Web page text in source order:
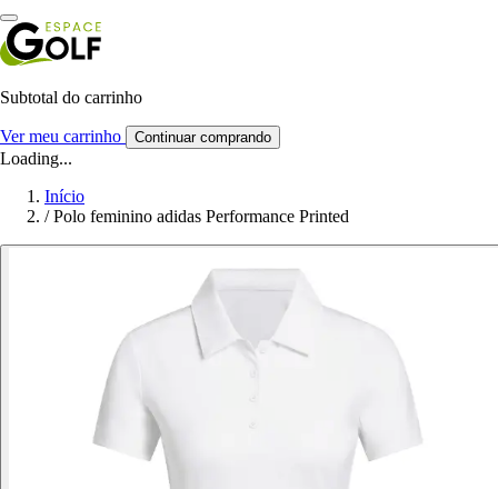
Subtotal do carrinho
Ver meu carrinho Continuar comprando
Loading...
Início
/ Polo feminino adidas Performance Printed